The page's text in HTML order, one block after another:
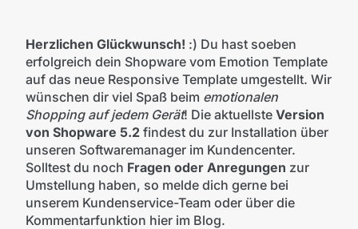
Herzlichen Glückwunsch! :) Du hast soeben
erfolgreich dein Shopware vom Emotion Template
auf das neue Responsive Template umgestellt. Wir
wünschen dir viel Spaß beim emotionalen
Shopping auf jedem Gerät! Die aktuellste Version
von Shopware 5.2findest du zur Installation über
unseren Softwaremanager im Kundencenter.
Solltest du noch Fragen oder Anregungen zur
Umstellung haben, so melde dich gerne bei
unserem Kundenservice-Team oder über die
Kommentarfunktion hier im Blog.